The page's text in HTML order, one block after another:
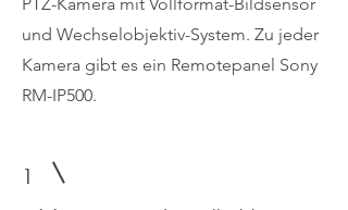
und Wechselobjektiv-System. Zu jeder
Kamera gibt es ein Remotepanel Sony
RM-IP500.
1